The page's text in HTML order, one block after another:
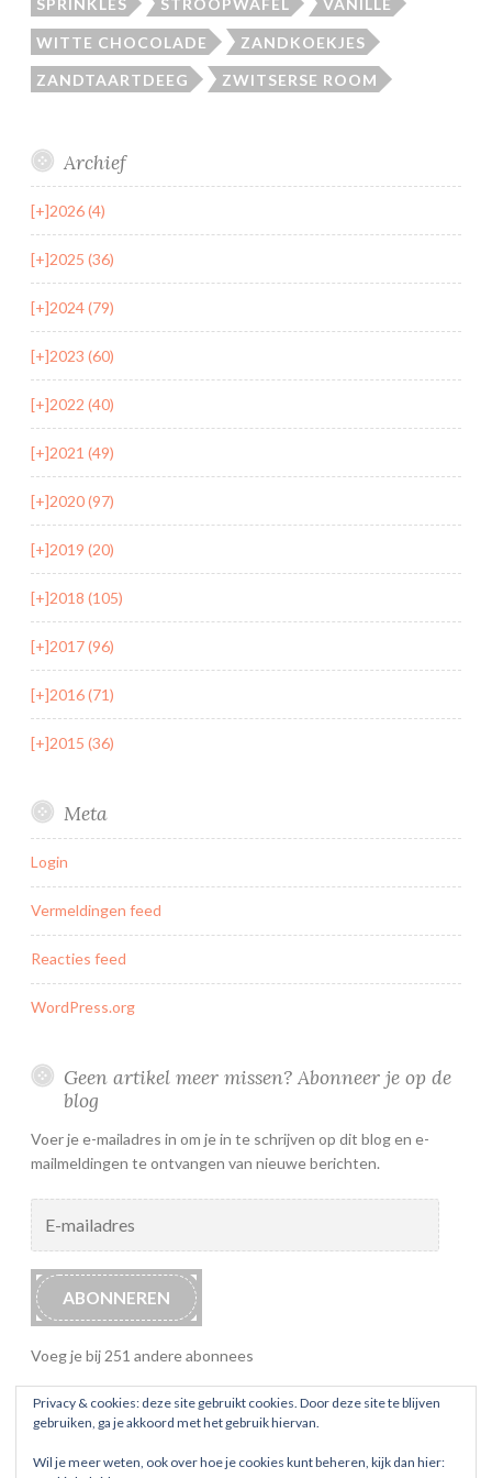
SPRINKLES STROOPWAFEL VANILLE
WITTE CHOCOLADE ZANDKOEKJES
ZANDTAARTDEEG ZWITSERSE ROOM
Archief
[+]2026 (4)
[+]2025 (36)
[+]2024 (79)
[+]2023 (60)
[+]2022 (40)
[+]2021 (49)
[+]2020 (97)
[+]2019 (20)
[+]2018 (105)
[+]2017 (96)
[+]2016 (71)
[+]2015 (36)
Meta
Login
Vermeldingen feed
Reacties feed
WordPress.org
Geen artikel meer missen? Abonneer je op de
blog
Voer je e-mailadres in om je in te schrijven op dit blog en e-
mailmeldingen te ontvangen van nieuwe berichten.
mailadres
ABONNEREN
Voeg je bij 251 andere abonnees
Privacy & cookies: deze site gebruikt cookies. Door deze site te blijven
gebruiken, ga je akkoord met het gebruik hiervan.
Wil je meer weten, ook over hoe je cookies kunt beheren, kijk dan hier: